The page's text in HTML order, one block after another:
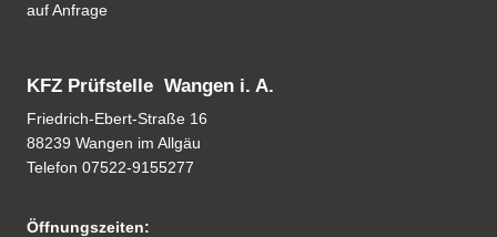
auf Anfrage
KFZ Prüfstelle Wangen i. A.
Friedrich-Ebert-Straße 16
88239 Wangen im Allgäu
Telefon 07522-9155277
Öffnungszeiten: